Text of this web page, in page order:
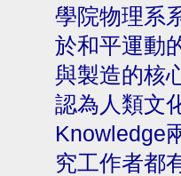
學院物理系
於和平運動
與製造的核
認為人類文
Knowledge
究工作者都